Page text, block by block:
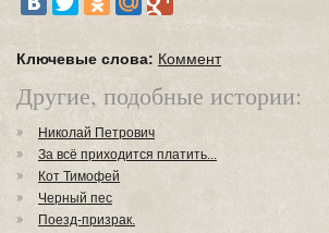
Ключевые слова: Коммент
Другие, подобные истории:
Николай Петрович
За всё приходится платить...
Кот Тимофей
Черный пес
Поезд-призрак.